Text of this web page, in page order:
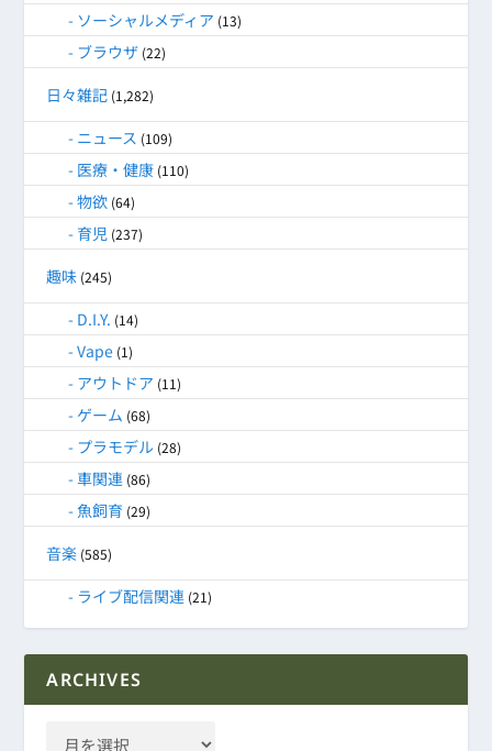
ソーシャルメディア (13)
ブラウザ (22)
日々雑記 (1,282)
ニュース (109)
医療・健康 (110)
物欲 (64)
育児 (237)
趣味 (245)
D.I.Y. (14)
Vape (1)
アウトドア (11)
ゲーム (68)
プラモデル (28)
車関連 (86)
魚飼育 (29)
音楽 (585)
ライブ配信関連 (21)
ARCHIVES